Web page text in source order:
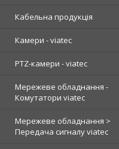
Кабельна продукція
Камери - viatec
PTZ-камери - viatec
Мережеве обладнання -
Комутатори viatec
Мережеве обладнання >
Передача сигналу viatec